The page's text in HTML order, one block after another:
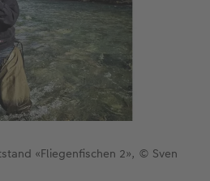
«Fliegenfischen 2», © Sven